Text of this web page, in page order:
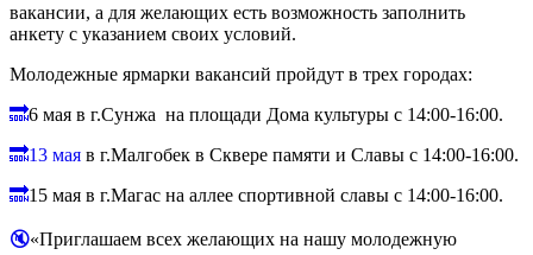
вакансии, а для желающих есть возможность заполнить
анкету с указанием своих условий.
Молодежные ярмарки вакансий пройдут в трех городах:
🔜6 мая в г.Сунжа на площади Дома культуры с 14:00-16:00.
🔜13 мая в г.Малгобек в Сквере памяти и Славы с 14:00-16:00.
🔜15 мая в г.Магас на аллее спортивной славы с 14:00-16:00.
🔇«Приглашаем всех желающих на нашу молодежную